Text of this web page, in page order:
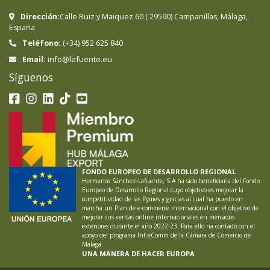
Dirección:Calle Ruiz y Maiquez 60 (29590) Campanillas, Málaga,
España
Teléfono: (+34) 952 625 840
Email: info@lafuente.eu
Síguenos
FONDO EUROPEO DE DESARROLLO REGIONAL
Hermanos Sánchez-Lafuente, S.A ha sido beneficiaria del Fondo
Europeo de Desarrollo Regional cuyo objetivo es mejorar la
competitividad de las Pymes y gracias al cual ha puesto en
marcha un Plan de e-commerce internacional con el objetivo de
mejorar sus ventas online internacionales en mercados
exteriores durante el año 2022-23. Para ello ha contado con el
apoyo del programa Int-eComm de la Cámara de Comercio de
Málaga.
UNA MANERA DE HACER EUROPA